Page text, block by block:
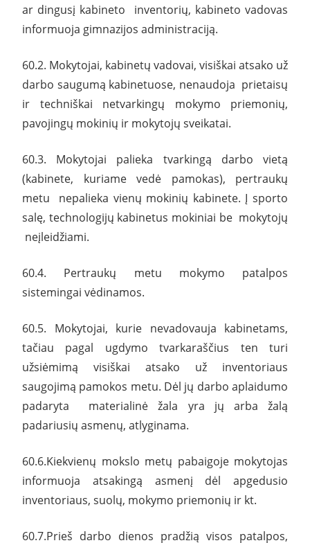
ar dingusį kabineto inventorių, kabineto vadovas
informuoja gimnazijos administraciją.
60.2. Mokytojai, kabinetų vadovai, visiškai atsako už
darbo saugumą kabinetuose, nenaudoja prietaisų
ir techniškai netvarkingų mokymo priemonių,
pavojingų mokinių ir mokytojų sveikatai.
60.3. Mokytojai palieka tvarkingą darbo vietą
(kabinete, kuriame vedė pamokas), pertraukų
metu nepalieka vienų mokinių kabinete. Į sporto
salę, technologijų kabinetus mokiniai be mokytojų
neįleidžiami.
60.4. Pertraukų metu mokymo patalpos
sistemingai vėdinamos.
60.5. Mokytojai, kurie nevadovauja kabinetams,
tačiau pagal ugdymo tvarkaraščius ten turi
užsiėmimą visiškai atsako už inventoriaus
saugojimą pamokos metu. Dėl jų darbo aplaidumo
padaryta materialinė žala yra jų arba žalą
padariusių asmenų, atlyginama.
60.6.Kiekvienų mokslo metų pabaigoje mokytojas
informuoja atsakingą asmenį dėl apgedusio
inventoriaus, suolų, mokymo priemonių ir kt.
60.7.Prieš darbo dienos pradžią visos patalpos,